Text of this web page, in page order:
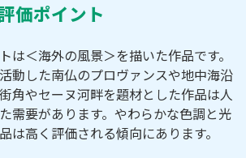
価ポイント
は＜海外の風景＞を描いた作品です。
動した南仏のプロヴァンスや地中海沿
角やセーヌ河畔を題材とした作品は人
需要があります。やわらかな色調と光
は高く評価される傾向にあります。